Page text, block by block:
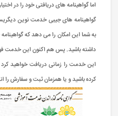
اما گواهینامه های دریافتی خود را در
گواهینامه های جیبی خدمت نوین
به شما این امکان را می دهد که
داشته باشید. پس هم اکنون این خدمت
این خدمت را زمانی دریافت خواهید کرد
کرده باشید و یا همزمان ثبت و سفارش را